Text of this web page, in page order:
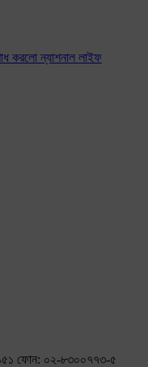
ফোন: ০২-৮৩০০৭৭৩-৫